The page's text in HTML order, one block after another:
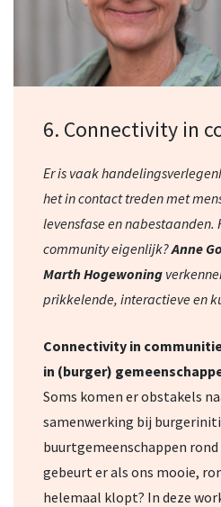
6. Connectivity in
Er is vaak
het in contact treden met
levensfase en nabestaanden.
community eigenlijk?Anne
Marth Hogewoning
prikkelende, interactieve en
Connectivity in
in (burger)
Soms komen er obstakels
samenwerking bij
buurtgemeenschappen
gebeurt er als ons mooie,
helemaal klopt? In deze